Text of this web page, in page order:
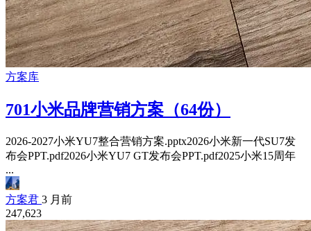
方案库
701小米品牌营销方案（64份）
2026-2027小米YU7整合营销方案.pptx2026小米新一代SU7发
布会PPT.pdf2026小米YU7 GT发布会PPT.pdf2025小米15周年
...
方案君 3 月前
247,623